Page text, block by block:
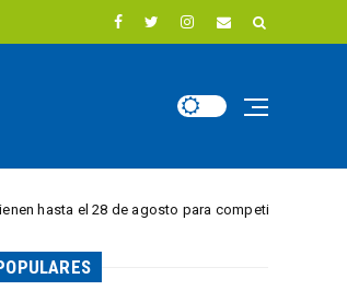
28 de agosto para competir por 10.000 euros en